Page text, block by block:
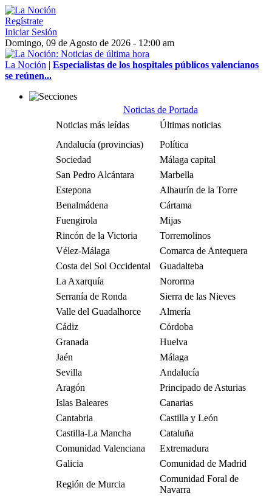
Regístrate
Iniciar Sesión
Domingo, 09 de Agosto de 2026 - 12:00 am
La Noción | Especialistas de los hospitales públicos valencianos
se reúnen...
Noticias de Portada
Noticias más leídas
Últimas noticias
Andalucía (provincias)
Política
Sociedad
Málaga capital
San Pedro Alcántara
Marbella
Estepona
Alhaurín de la Torre
Benalmádena
Cártama
Fuengirola
Mijas
Rincón de la Victoria
Torremolinos
Vélez-Málaga
Comarca de Antequera
Costa del Sol Occidental
Guadalteba
La Axarquía
Nororma
Serranía de Ronda
Sierra de las Nieves
Valle del Guadalhorce
Almería
Cádiz
Córdoba
Granada
Huelva
Jaén
Málaga
Sevilla
Andalucía
Aragón
Principado de Asturias
Islas Baleares
Canarias
Cantabria
Castilla y León
Castilla-La Mancha
Cataluña
Comunidad Valenciana
Extremadura
Galicia
Comunidad de Madrid
Región de Murcia
Comunidad Foral de
Navarra